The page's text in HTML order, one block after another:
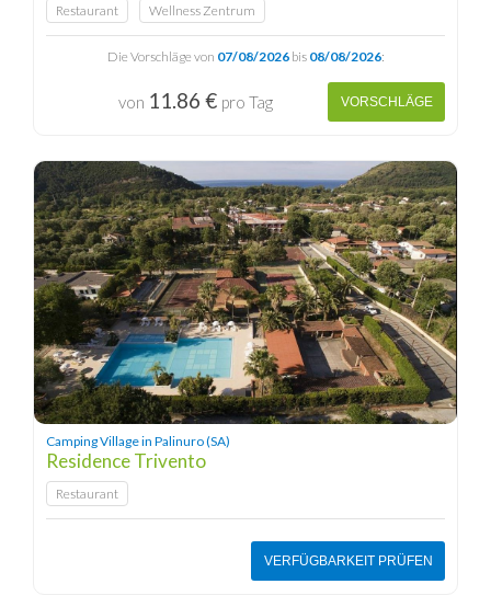
Restaurant Wellness Zentrum
Die Vorschläge von 07/08/2026bis 08/08/2026:
von 11.86 € pro Tag VORSCHLÄGE
Camping Village in Palinuro (SA)
Residence Trivento
Restaurant
VERFÜGBARKEIT PRÜFEN